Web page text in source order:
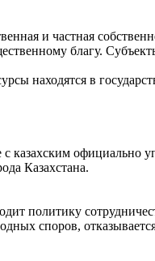
и частная
благу.
находятся в
казахским официально
Казахстана.
политику
споров,